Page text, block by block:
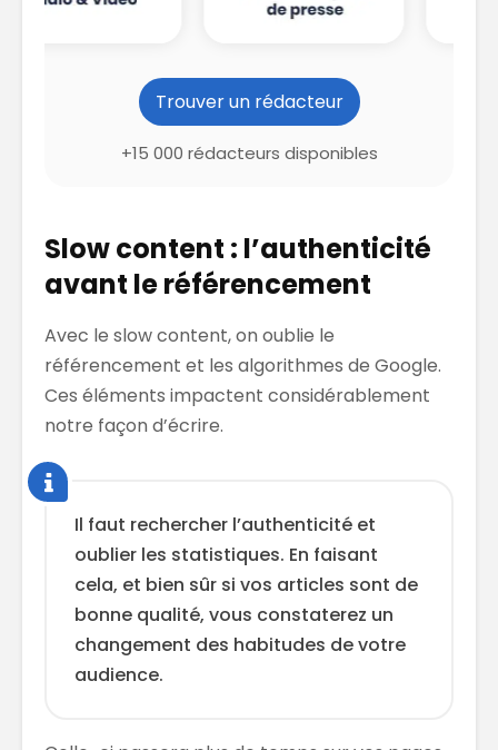
Trouver un rédacteur
+15 000 rédacteurs disponibles
Slow content : l’authenticité
avant le référencement
Avec le slow content, on oublie le
référencement et les algorithmes de Google.
Ces éléments impactent considérablement
notre façon d’écrire.
Il faut rechercher l’authenticité et
oublier les statistiques. En faisant
cela, et bien sûr si vos articles sont de
bonne qualité, vous constaterez un
changement des habitudes de votre
audience.